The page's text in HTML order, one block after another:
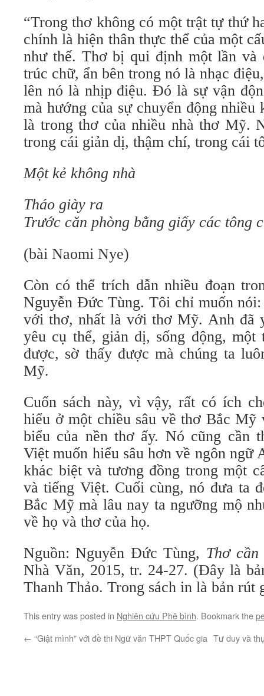
“Trong thơ không có một trật tự thứ
chính là hiện thân thực thể của một
như thế. Thơ bị qui định một lần và
trúc chữ, ẩn bên trong nó là nhạc
lên nó là nhịp điệu. Đó là sự vận
mà hướng của sự chuyển động
là trong thơ của nhiều nhà thơ Mỹ.
trong cái giản dị, thậm chí, trong cái
Một kẻ không nhà
Tháo giày ra
Trước căn phòng bằng giấy các tông
(bài Naomi Nye)
Còn có thể trích dẫn nhiều đoạn
Nguyễn Đức Tùng. Tôi chỉ muốn nói:
với thơ, nhất là với thơ Mỹ. Anh đã
yêu cụ thể, giản dị, sống động,
được, sờ thấy được mà chúng ta
Mỹ.
Cuốn sách này, vì vậy, rất có ích
hiểu ở một chiều sâu về thơ Bắc Mỹ
biểu của nền thơ ấy. Nó cũng cần
Việt muốn hiểu sâu hơn về ngôn ngữ
khác biệt và tương đồng trong một
và tiếng Việt. Cuối cùng, nó đưa ta
Bắc Mỹ mà lâu nay ta ngưỡng mộ
về họ và thơ của họ.
Nguồn: Nguyễn Đức Tùng, Thơ
Nhà Văn, 2015, tr. 24-27. (Đây là
Thanh Thảo. Trong sách in là bản
This entry was posted in Nghiên cứu Phê bình. Bookmark the
← “Giật mình” với đề thi Ngữ văn THPT Quốc gia Tư duy và